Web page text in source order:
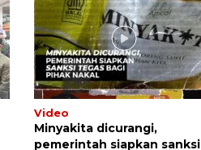
Video
Minyakita dicurangi,
pemerintah siapkan sanksi